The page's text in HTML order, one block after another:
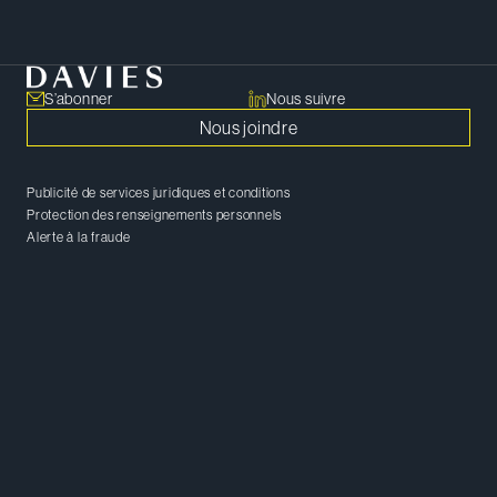
S’abonner Nous suivre
Nous joindre
Publicité de services juridiques et conditions
Protection des renseignements personnels
Alerte à la fraude